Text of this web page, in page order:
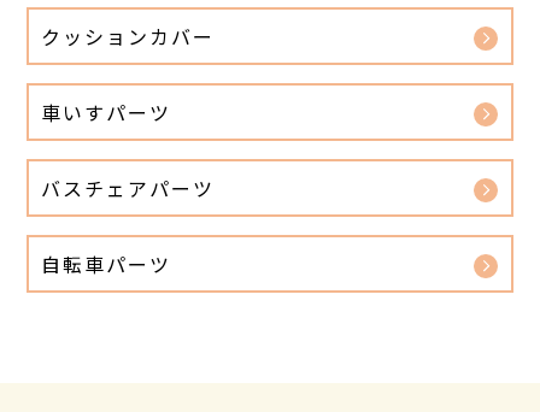
クッションカバー
車いすパーツ
バスチェアパーツ
自転車パーツ